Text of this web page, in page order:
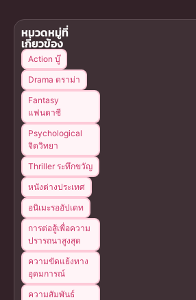
หมวดหมู่ที่
เกี่ยวข้อง
Action บู๊
Drama ดราม่า
Fantasy
แฟนตาซี
Psychological
จิตวิทยา
Thriller ระทึกขวัญ
หนังต่างประเทศ
อนิเมะรออัปเดท
การต่อสู้เพื่อความ
ปรารถนาสูงสุด
ความขัดแย้งทาง
อุดมการณ์
ความสัมพันธ์